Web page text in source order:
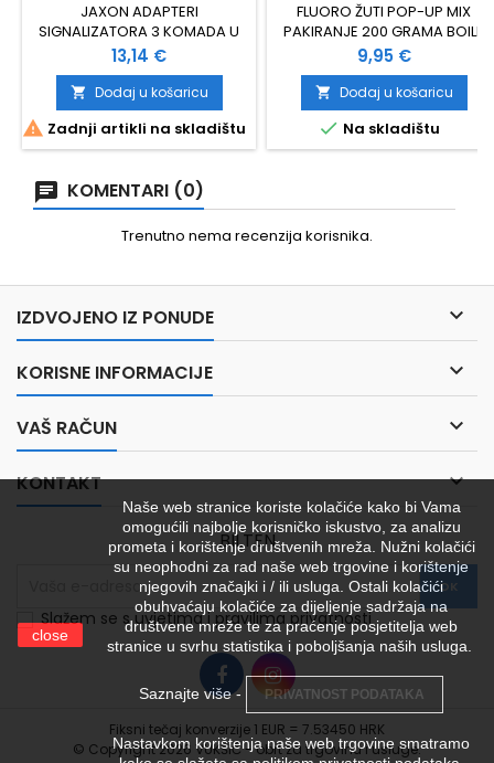
JAXON ADAPTERI
SIGNALIZATORA 3 KOMADA U
SETU CRNE BOJE
Cijena
13,14 €
 Dodaj u košaricu
 Zadnji artikli na skladištu
FLUORO ŽUTI POP-UP MIX
PAKIRANJE 200 GRAMA BOILE
ODLIČNE PLOVNOSTI
PREPORUKA: PRILAGODITI
DEBLJINU TULJCA
RADITI VLAŽNO TIJESTO
Cijena
9,95 €
 Dodaj u košaricu
 Na skladištu
KOMENTARI (0)
Trenutno nema recenzija korisnika.
IZDVOJENO IZ PONUDE 
KORISNE INFORMACIJE 
VAŠ RAČUN 
KONTAKT 
close
Naše web stranice koriste kolačiće kako bi Vama
omogućili najbolje korisničko iskustvo, za analizu
prometa i korištenje društvenih mreža. Nužni kolačići
su neophodni za rad naše web trgovine i korištenje
njegovih značajki i / ili usluga. Ostali kolačići
obuhvaćaju kolačiće za dijeljenje sadržaja na
društvene mreže te za praćenje posjetitelja web
stranice u svrhu statistika i poboljšanja naših usluga.
Saznajte više - PRIVATNOST PODATAKA
Nastavkom korištenja naše web trgovine smatramo
BILTEN
Slažem se s uvjetima i pravilima privatnosti
Fiksni tečaj konverzije 1 EUR = 7.53450 HRK
© Copyright 2026 VUKŠIĆ - obrt za trgovinu i usluge.